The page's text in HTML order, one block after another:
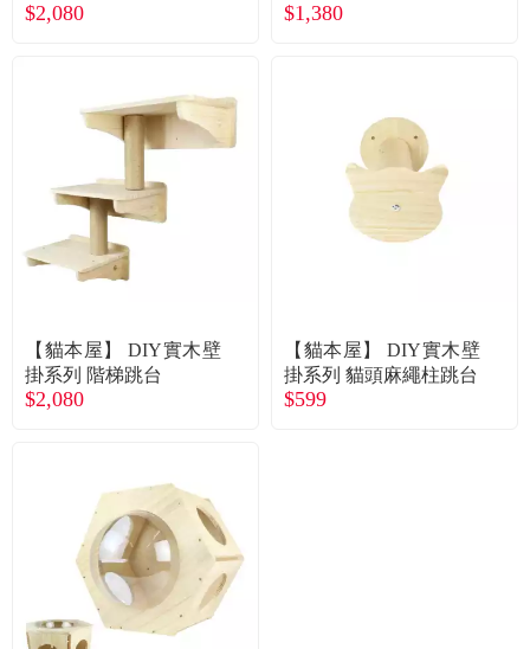
關於我們
會員專區
常見問題
折價券、紅利說明
直送）
$2,080 $1,380
【貓本屋】 DIY實木壁
掛系列 階梯跳台
$2,080
【貓本屋】 DIY實木壁
掛系列 貓頭麻繩柱跳台
$599